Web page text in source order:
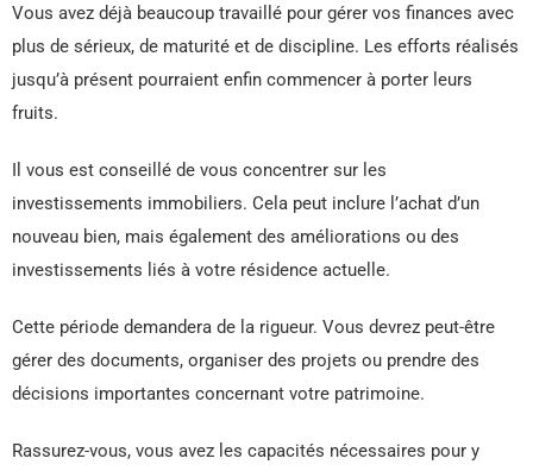
Vous avez déjà beaucoup travaillé pour gérer vos finances avec
plus de sérieux, de maturité et de discipline. Les efforts réalisés
jusqu’à présent pourraient enfin commencer à porter leurs
fruits.
Il vous est conseillé de vous concentrer sur les
investissements immobiliers. Cela peut inclure l’achat d’un
nouveau bien, mais également des améliorations ou des
investissements liés à votre résidence actuelle.
Cette période demandera de la rigueur. Vous devrez peut-être
gérer des documents, organiser des projets ou prendre des
décisions importantes concernant votre patrimoine.
Rassurez-vous, vous avez les capacités nécessaires pour y